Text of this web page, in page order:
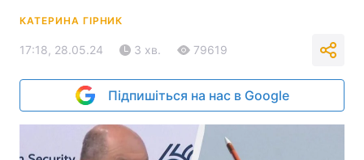
КАТЕРИНА ГІРНИК
17:18, 28.05.24 3 хв. 79619
Підпишіться на нас в Google